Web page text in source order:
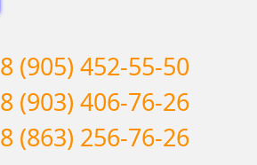
8 (905) 452-55-50
8 (903) 406-76-26
8 (863) 256-76-26